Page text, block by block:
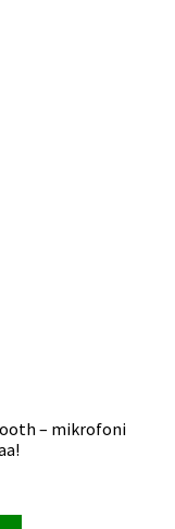
– mikrofoni